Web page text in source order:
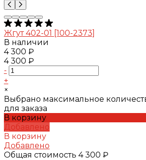
Жгут 402-01 [100-2373]
В наличии
4 300 ₽
4 300 ₽
-
+
×
Выбрано максимальное
для заказа
В корзину
Добавлено
В корзину
Добавлено
Общая стоимость 4 300 ₽